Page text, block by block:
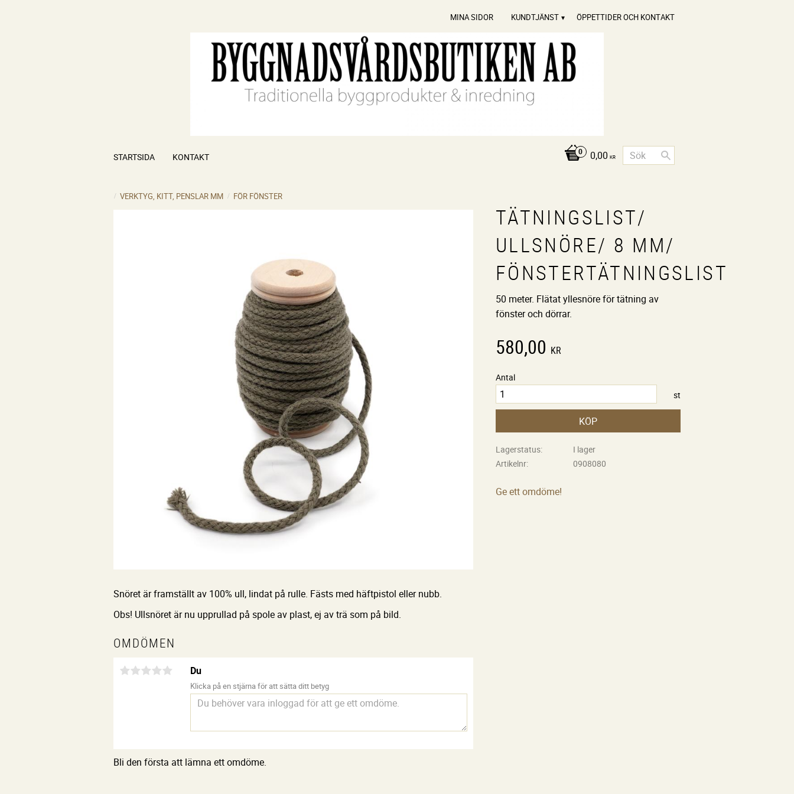
MINA SIDOR KUNDTJÄNST ÖPPETTIDER OCH KONTAKT
0,00 KR
STARTSIDA KONTAKT
VERKTYG, KITT, PENSLAR MM FÖR FÖNSTER
TÄTNINGSLIST/
ULLSNÖRE/ 8 MM/
FÖNSTERTÄTNINGSLIST
50 meter. Flätat yllesnöre för tätning av
fönster och dörrar.
580,00 KR
Antal
st
KÖP
Lagerstatus
I lager
Artikelnr
0908080
Ge ett omdöme!
Snöret är framställt av 100% ull, lindat på rulle. Fästs med häftpistol eller nubb.
Obs! Ullsnöret är nu upprullad på spole av plast, ej av trä som på bild.
OMDÖMEN
Du
Klicka på en stjärna för att sätta ditt betyg
Bli den första att lämna ett omdöme.